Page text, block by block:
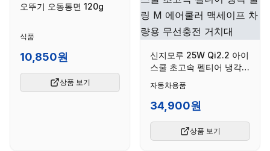
오뚜기 오동통면 120g
식품
10,850원
상품 보기
신지모루 25W Qi2.2 아이
스쿨 초고속 펠티어 냉각
차량용 무선충전 거치대
자동차용품
34,900원
상품 보기